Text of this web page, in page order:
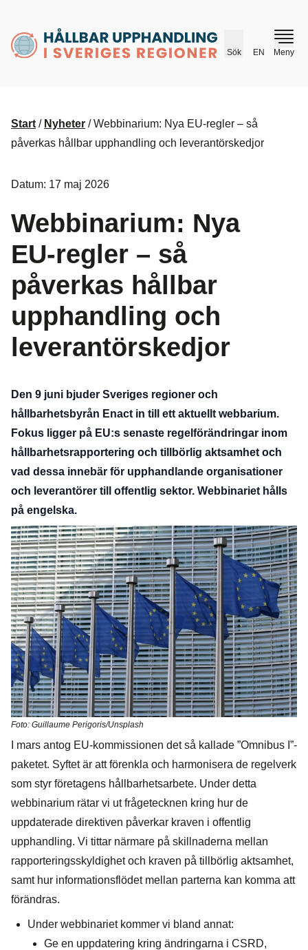
husr.se
Sök EN Meny
Start / Nyheter /Webbinarium: Nya EU-regler – så
påverkas hållbar upphandling och leverantörskedjor
Datum: 17 maj 2026
Webbinarium: Nya
EU-regler – så
påverkas hållbar
upphandling och
leverantörskedjor
Den 9 juni bjuder Sveriges regioner och
hållbarhetsbyrån Enact in till ett aktuellt webbarium.
Fokus ligger på EU:s senaste regelförändringar inom
hållbarhetsrapportering och tillbörlig aktsamhet och
vad dessa innebär för upphandlande organisationer
och leverantörer till offentlig sektor. Webbinariet hålls
på engelska.
Foto: Guillaume Perigoris/Unsplash
I mars antog EU-kommissionen det så kallade ”Omnibus I”-
paketet. Syftet är att förenkla och harmonisera de regelverk
som styr företagens hållbarhetsarbete. Under detta
webbinarium rätar vi ut frågetecknen kring hur de
uppdaterade direktiven påverkar kraven i offentlig
upphandling. Vi tittar närmare på skillnaderna mellan
rapporteringsskyldighet och kraven på tillbörlig aktsamhet,
samt hur informationsflödet mellan parterna kan komma att
förändras.
Under webbinariet kommer vi bland annat:
Ge en uppdatering kring ändringarna i CSRD,